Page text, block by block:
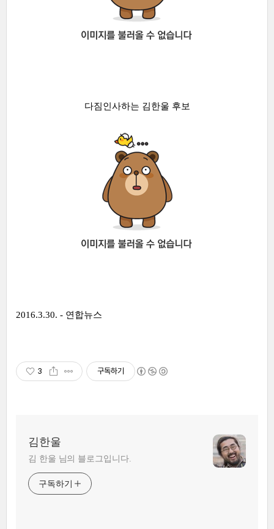
다짐인사하는 김한울 후보
2016.3.30. - 연합뉴스
3 구독하기
김한울
김 한울 님의 블로그입니다.
구독하기